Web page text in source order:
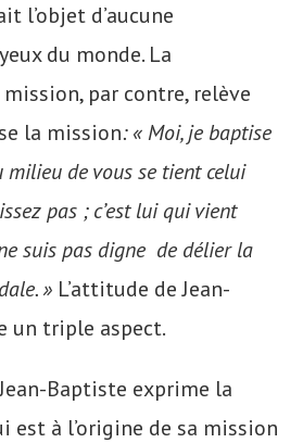
l’objet d’aucune
du monde. La
par contre, relève
la mission: « Moi, je baptise
milieu de vous se tient celui
pas ; c’est lui qui vient
suis pas digne de délier la
» L’attitude de Jean-
un triple aspect.
Baptiste exprime la
est à l’origine de sa mission